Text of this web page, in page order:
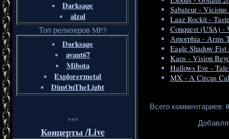
Darksage
alzal
Топ релизеров MP3
Darksage
avant67
Mibota
Explorermetal
DimOnTheLight
***
Концерты /Live
Sabateur -
Laaz Rockit -
Conquest (USA) -
Amorphia - Arms
Eagle Shadow
Kaos - Vision
Hallows Eve -
MX - A Circus
Всего комментариев: 0